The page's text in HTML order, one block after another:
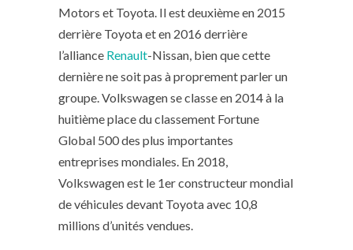
Motors et Toyota. Il est deuxième en 2015
derrière Toyota et en 2016 derrière
l’alliance Renault-Nissan, bien que cette
dernière ne soit pas à proprement parler un
groupe. Volkswagen se classe en 2014 à la
huitième place du classement Fortune
Global 500 des plus importantes
entreprises mondiales. En 2018,
Volkswagen est le 1er constructeur mondial
de véhicules devant Toyota avec 10,8
millions d’unités vendues.